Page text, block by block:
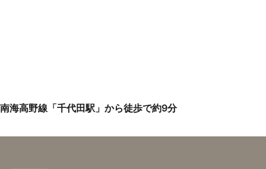
南海高野線「千代田駅」から徒歩で約9分